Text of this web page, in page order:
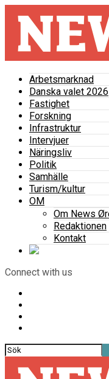
Arbetsmarknad
Danska valet 2026
Fastighet
Forskning
Infrastruktur
Intervjuer
Näringsliv
Politik
Samhälle
Turism/kultur
OM
Om News
Redaktionen
Kontakt
Connect with us